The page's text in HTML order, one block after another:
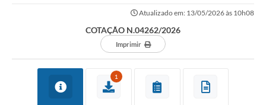
Atualizado em: 13/05/2026 às 10h08
COTAÇÃO N.04262/2026
Imprimir
1